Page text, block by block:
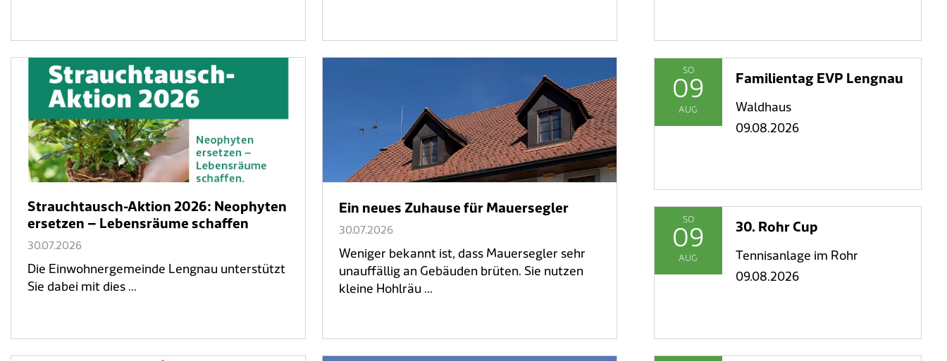
Strauchtausch-Aktion 2026: Neophyten
ersetzen – Lebensräume schaffen
30.07.2026
Die Einwohnergemeinde Lengnau unterstützt
Sie dabei mit dies ...
Ein neues Zuhause für Mauersegler
30.07.2026
Weniger bekannt ist, dass Mauersegler sehr
unauffällig an Gebäuden brüten. Sie nutzen
kleine Hohlräu ...
SO
09
AUG
Familientag EVP Lengnau
Waldhaus
09.08.2026
SO
09
AUG
30. Rohr Cup
Tennisanlage im Rohr
09.08.2026